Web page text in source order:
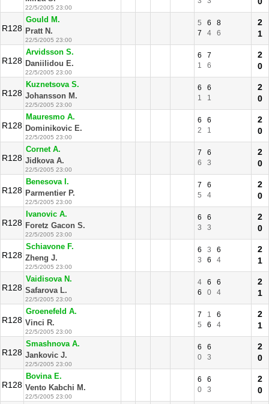
22/5/2005 23:00
R128
Gould M.
Pratt N.
22/5/2005 23:00
5 6
8
7
4 6
2
1
R128
Arvidsson S.
Daniilidou E.
22/5/2005 23:00
6
7
1
6
2
0
R128
Kuznetsova S.
Johansson M.
22/5/2005 23:00
6
6
1
1
2
0
R128
Mauresmo A.
Dominikovic E.
22/5/2005 23:00
6
6
2
1
2
0
R128
Cornet A.
Jidkova A.
22/5/2005 23:00
7
6
6
3
2
0
R128
Benesova I.
Parmentier P.
22/5/2005 23:00
7
6
5
4
2
0
R128
Ivanovic A.
Foretz Gacon S.
22/5/2005 23:00
6
6
3
3
2
0
R128
Schiavone F.
Zheng J.
22/5/2005 23:00
6 3
6
3
6 4
2
1
R128
Vaidisova N.
Safarova L.
22/5/2005 23:00
4 6
6
6
0 4
2
1
R128
Groenefeld A.
Vinci R.
22/5/2005 23:00
7 1
6
5
6 4
2
1
R128
Smashnova A.
Jankovic J.
22/5/2005 23:00
6
6
0
3
2
0
R128
Bovina E.
Vento Kabchi M.
22/5/2005 23:00
6
6
0
3
2
0